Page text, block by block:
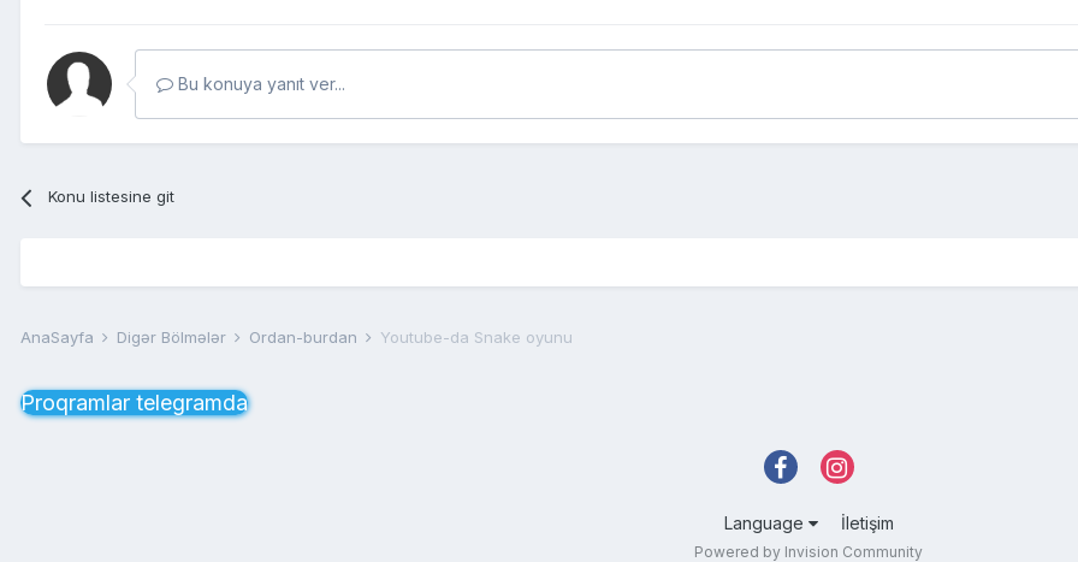
Bu konuya yanıt ver...
Konu listesine git
AnaSayfa Digər Bölmələr Ordan-burdan Youtube-da Snake oyunu
Proqramlar telegramda
Language İletişim
Powered by Invision Community